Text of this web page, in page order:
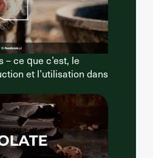
ce que c’est, le
et l’utilisation dans